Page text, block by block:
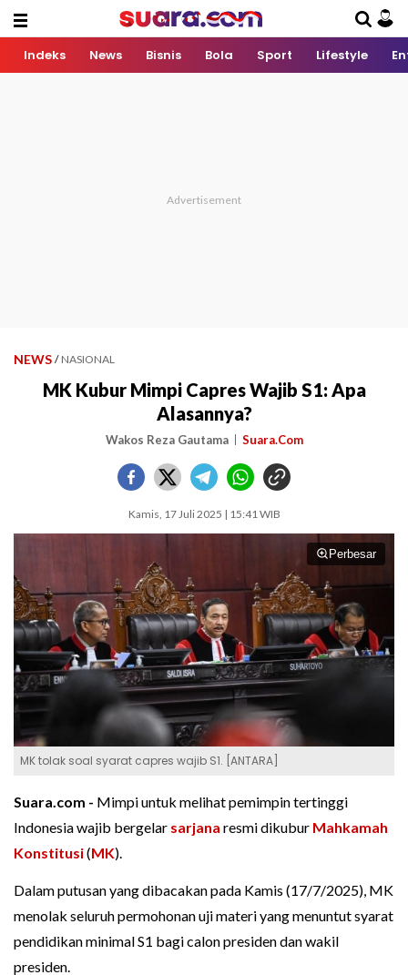
Indeks News Bisnis Bola Sport Lifestyle
NEWS / NASIONAL
MK Kubur Mimpi Capres Wajib S1: Apa
Alasannya?
Wakos Reza Gautama Suara.Com
Kamis, 17 Juli 2025 | 15:41 WIB
Perbesar
MK tolak soal syarat capres wajib S1. [ANTARA]
Suara.com - Mimpi untuk melihat pemimpin tertinggi
Indonesia wajib bergelar sarjana resmi dikubur Mahkamah
Konstitusi(MK).
Dalam putusan yang dibacakan pada Kamis (17/7/2025), MK
menolak seluruh permohonan uji materi yang menuntut syarat
pendidikan minimal S1 bagi calon presiden dan wakil
presiden.